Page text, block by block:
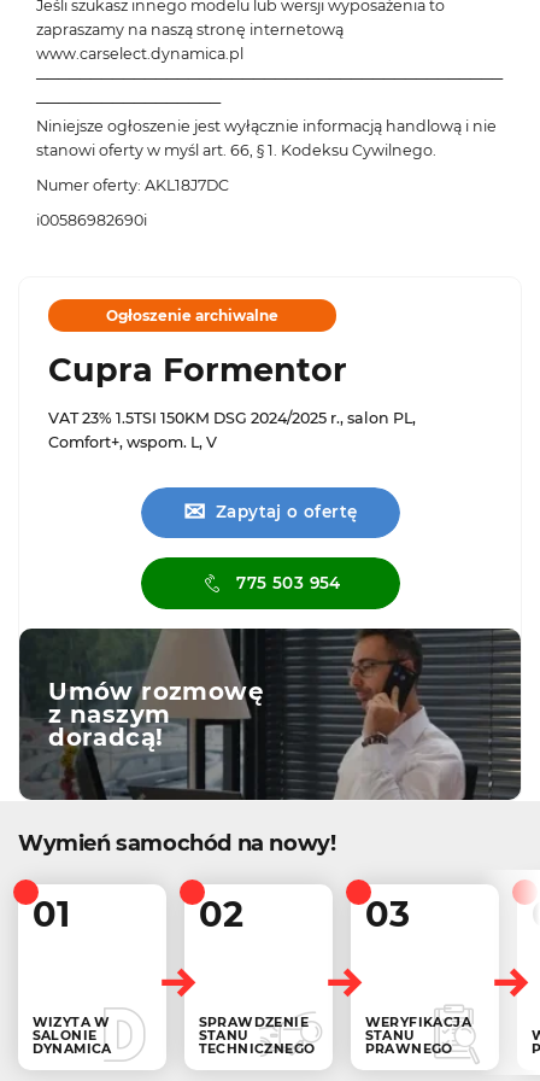
Jeśli szukasz innego modelu lub wersji wyposażenia to
zapraszamy na naszą stronę internetową
www.carselect.dynamica.pl
───────────────────────────────────────────
─────────────────
Niniejsze ogłoszenie jest wyłącznie informacją handlową i nie
stanowi oferty w myśl art. 66, § 1. Kodeksu Cywilnego.
Numer oferty: AKL18J7DC
i00586982690i
Ogłoszenie archiwalne
Cupra Formentor
VAT 23% 1.5TSI 150KM DSG 2024/2025 r., salon PL,
Comfort+, wspom. L, V
✉ Zapytaj o ofertę
775 503 954
Umów rozmowę
z naszym
doradcą!
Wymień samochód na nowy!
01
WIZYTA W
SALONIE
DYNAMICA
02
SPRAWDZENIE
STANU
TECHNICZNEGO
03
WERYFIKACJA
STANU
PRAWNEGO